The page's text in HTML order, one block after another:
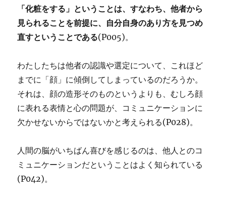
「化粧をする」ということは、すなわち、他者から
見られることを前提に、自分自身のあり方を見つめ
直すということである(P005)。
わたしたちは他者の認識や選定について、これほど
までに「顔」に傾倒してしまっているのだろうか。
それは、顔の造形そのものというよりも、むしろ顔
に表れる表情と心の問題が、コミュニケーションに
欠かせないからではないかと考えられる(P028)。
人間の脳がいちばん喜びを感じるのは、他人とのコ
ミュニケーションだということはよく知られている
(P042)。